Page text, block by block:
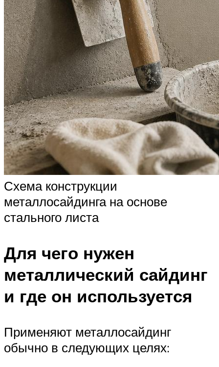
Схема конструкции
металлосайдинга на основе
стального листа
Для чего нужен
металлический сайдинг
и где он используется
Применяют металлосайдинг
обычно в следующих целях: